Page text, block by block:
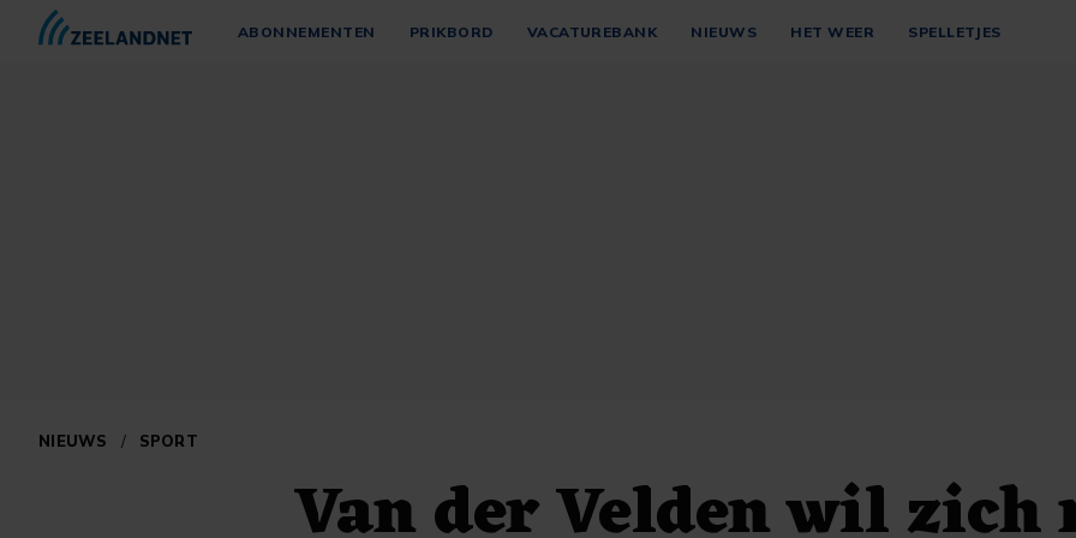
ABONNEMENTEN PRIKBORD VACATUREBANK NIEUWS HET WEER SPELLETJES
NIEUWS / SPORT